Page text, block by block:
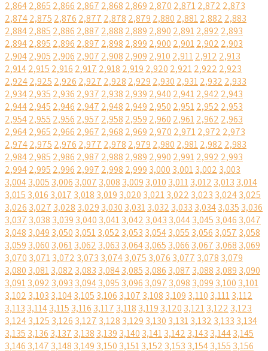
2,8642,865 2,866 2,867 2,868 2,869 2,870 2,8712,872 2,873
2,8742,875 2,876 2,877 2,878 2,879 2,880 2,8812,882 2,883
2,8842,885 2,886 2,887 2,888 2,889 2,890 2,8912,892 2,893
2,8942,895 2,896 2,897 2,898 2,899 2,900 2,9012,902 2,903
2,9042,905 2,906 2,907 2,908 2,909 2,910 2,9112,912 2,913
2,9142,915 2,916 2,917 2,918 2,919 2,920 2,9212,922 2,923
2,9242,925 2,926 2,927 2,928 2,929 2,930 2,9312,932 2,933
2,9342,935 2,936 2,937 2,938 2,939 2,940 2,9412,942 2,943
2,9442,945 2,946 2,947 2,948 2,949 2,950 2,9512,952 2,953
2,9542,955 2,956 2,957 2,958 2,959 2,960 2,9612,962 2,963
2,9642,965 2,966 2,967 2,968 2,969 2,970 2,9712,972 2,973
2,9742,975 2,976 2,977 2,978 2,979 2,980 2,9812,982 2,983
2,9842,985 2,986 2,987 2,988 2,989 2,990 2,9912,992 2,993
2,9942,995 2,996 2,997 2,998 2,999 3,000 3,0013,002 3,003
3,0043,005 3,006 3,007 3,008 3,009 3,010 3,0113,012 3,013 3,014
3,015 3,016 3,017 3,018 3,019 3,020 3,0213,022 3,023 3,0243,025
3,026 3,027 3,028 3,029 3,030 3,0313,032 3,033 3,0343,035 3,036
3,037 3,038 3,039 3,040 3,0413,042 3,043 3,0443,045 3,046 3,047
3,048 3,049 3,050 3,0513,052 3,053 3,0543,055 3,056 3,057 3,058
3,059 3,060 3,0613,062 3,063 3,0643,065 3,066 3,067 3,068 3,069
3,070 3,0713,072 3,073 3,0743,075 3,076 3,077 3,078 3,079
3,080 3,0813,082 3,083 3,0843,085 3,086 3,087 3,088 3,089 3,090
3,0913,092 3,093 3,0943,095 3,096 3,097 3,098 3,099 3,100 3,101
3,102 3,103 3,1043,105 3,106 3,107 3,108 3,109 3,110 3,1113,112
3,113 3,1143,115 3,116 3,117 3,118 3,119 3,120 3,1213,122 3,123
3,1243,125 3,126 3,127 3,128 3,129 3,130 3,1313,132 3,133 3,134
3,135 3,136 3,137 3,138 3,139 3,140 3,1413,142 3,143 3,1443,145
3,146 3,147 3,148 3,149 3,150 3,1513,152 3,153 3,1543,155 3,156